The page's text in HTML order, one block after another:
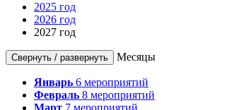
2025 год
2026 год
2027 год
Свернуть / развернуть Месяцы
Январь 6 мероприятий
Февраль 8 мероприятий
Март 7 мероприятий